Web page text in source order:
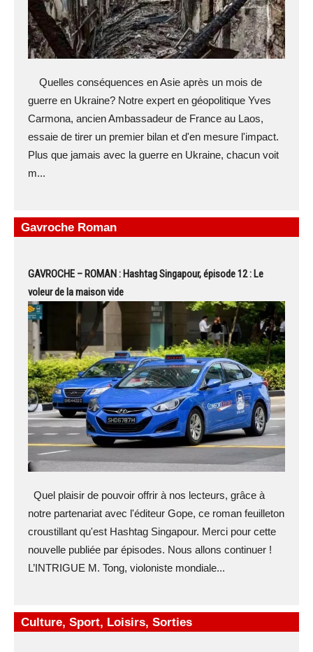
Quelles conséquences en Asie après un mois de
guerre en Ukraine? Notre expert en géopolitique Yves
Carmona, ancien Ambassadeur de France au Laos,
essaie de tirer un premier bilan et d'en mesure l'impact.
Plus que jamais avec la guerre en Ukraine, chacun voit
m...
Gavroche Roman
GAVROCHE – ROMAN : Hashtag Singapour, épisode 12 : Le
voleur de la maison vide
Quel plaisir de pouvoir offrir à nos lecteurs, grâce à
notre partenariat avec l'éditeur Gope, ce roman feuilleton
croustillant qu'est Hashtag Singapour. Merci pour cette
nouvelle publiée par épisodes. Nous allons continuer !
L’INTRIGUE M. Tong, violoniste mondiale...
Culture, Sport, Loisirs, Sorties